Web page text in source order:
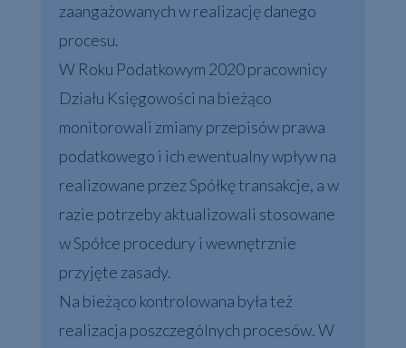
zaangażowanych w realizację danego
procesu.
W Roku Podatkowym 2020 pracownicy
Działu Księgowości na bieżąco
monitorowali zmiany przepisów prawa
podatkowego i ich ewentualny wpływ na
realizowane przez Spółkę transakcje, a w
razie potrzeby aktualizowali stosowane
w Spółce procedury i wewnętrznie
przyjęte zasady.
Na bieżąco kontrolowana była też
realizacja poszczególnych procesów. W